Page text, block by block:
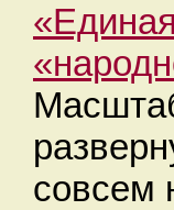
совсем